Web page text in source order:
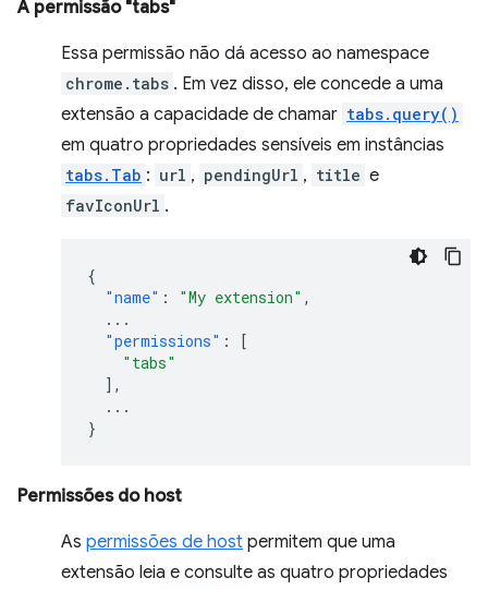
A permissão "tabs"
Essa permissão não dá acesso ao namespace
chrome.tabs . Em vez disso, ele concede a uma
extensão a capacidade de chamar tabs.query()
em quatro propriedades sensíveis em instâncias
tabs.Tab : url , pendingUrl , title e
favIconUrl .
{
"name" : "My extension" ,
...
"permissions" :
[
"tabs"
],
...
}
Permissões do host
As permissões de host permitem que uma
extensão leia e consulte as quatro propriedades